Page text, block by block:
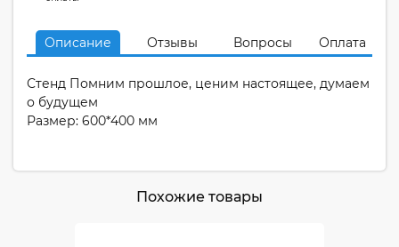
Описание Отзывы Вопросы Оплата
Стенд Помним прошлое, ценим настоящее, думаем
о будущем
Размер: 600*400 мм
Похожие товары